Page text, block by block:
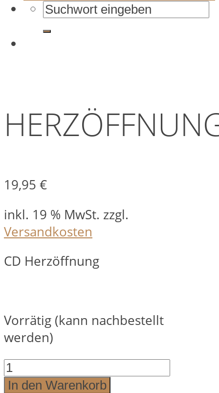
19,95 €
inkl. 19 % MwSt. zzgl.
Versandkosten
CD Herzöffnung
Vorrätig (kann nachbestellt
werden)
HERZÖFFNUNG
Menge
In den Warenkorb